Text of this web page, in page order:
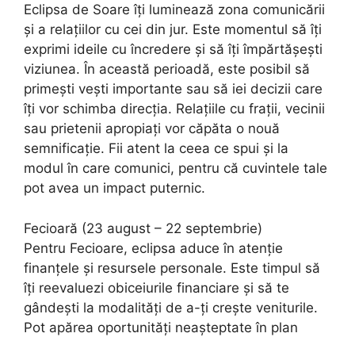
Eclipsa de Soare îți luminează zona comunicării
și a relațiilor cu cei din jur. Este momentul să îți
exprimi ideile cu încredere și să îți împărtășești
viziunea. În această perioadă, este posibil să
primești vești importante sau să iei decizii care
îți vor schimba direcția. Relațiile cu frații, vecinii
sau prietenii apropiați vor căpăta o nouă
semnificație. Fii atent la ceea ce spui și la
modul în care comunici, pentru că cuvintele tale
pot avea un impact puternic.
Fecioară (23 august – 22 septembrie)
Pentru Fecioare, eclipsa aduce în atenție
finanțele și resursele personale. Este timpul să
îți reevaluezi obiceiurile financiare și să te
gândești la modalități de a-ți crește veniturile.
Pot apărea oportunități neașteptate în plan